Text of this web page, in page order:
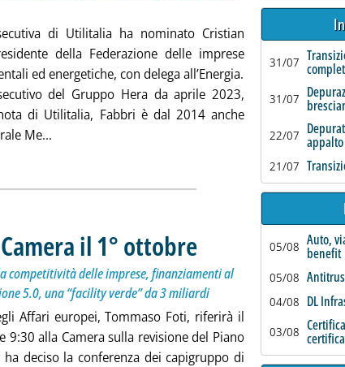
di Utilitalia ha nominato Cristian
della Federazione delle imprese
ed energetiche, con delega all’Energia.
del Gruppo Hera da aprile 2023,
di Utilitalia, Fabbri è dal 2014 anche
Me... Leggi tutta la notizia: 'Utilitalia, Cristian Fabbri
il 1° ottobre . Sottotitolo: Potrebbero entrare un
. Pubblicata venerdì 26 settembre
competitività delle imprese, finanziamenti al
5.0, una “facility verde” da 3 miliardi
Affari europei, Tommaso Foti, riferirà il
9:30 alla Camera sulla revisione del Piano
deciso la conferenza dei capigruppo di
31/07
31/07
22/07
21/07
05/08 Auto,
benefit
05/08
04/08 DL
03/08